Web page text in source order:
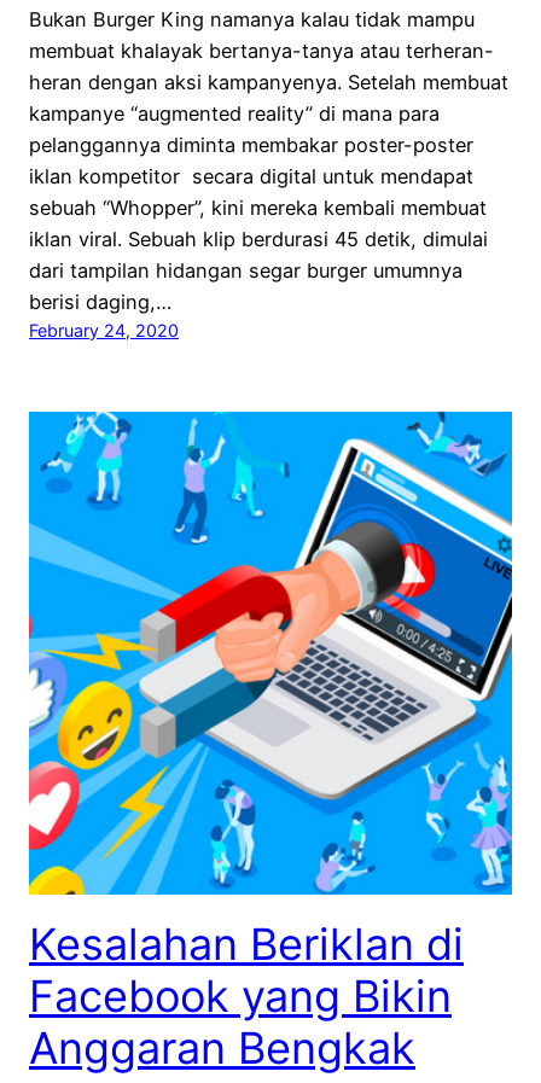
Bukan Burger King namanya kalau tidak mampu
membuat khalayak bertanya-tanya atau terheran-
heran dengan aksi kampanyenya. Setelah membuat
kampanye “augmented reality” di mana para
pelanggannya diminta membakar poster-poster
iklan kompetitor secara digital untuk mendapat
sebuah “Whopper”, kini mereka kembali membuat
iklan viral. Sebuah klip berdurasi 45 detik, dimulai
dari tampilan hidangan segar burger umumnya
berisi daging,…
February 24, 2020
Kesalahan Beriklan di
Facebook yang Bikin
Anggaran Bengkak